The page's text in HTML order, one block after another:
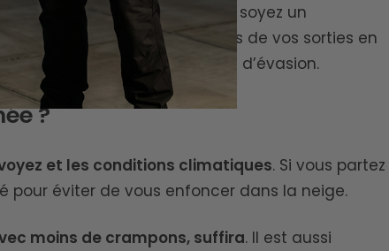
de randonnée, que vous soyez un
performance et sécurité
lors de vos sorties en
qui correspond à vos envies d’évasion.
?
et les conditions climatiques. Si vous partez
pour éviter de vous enfoncer dans la neige.
moins de crampons, suffira. Il est aussi